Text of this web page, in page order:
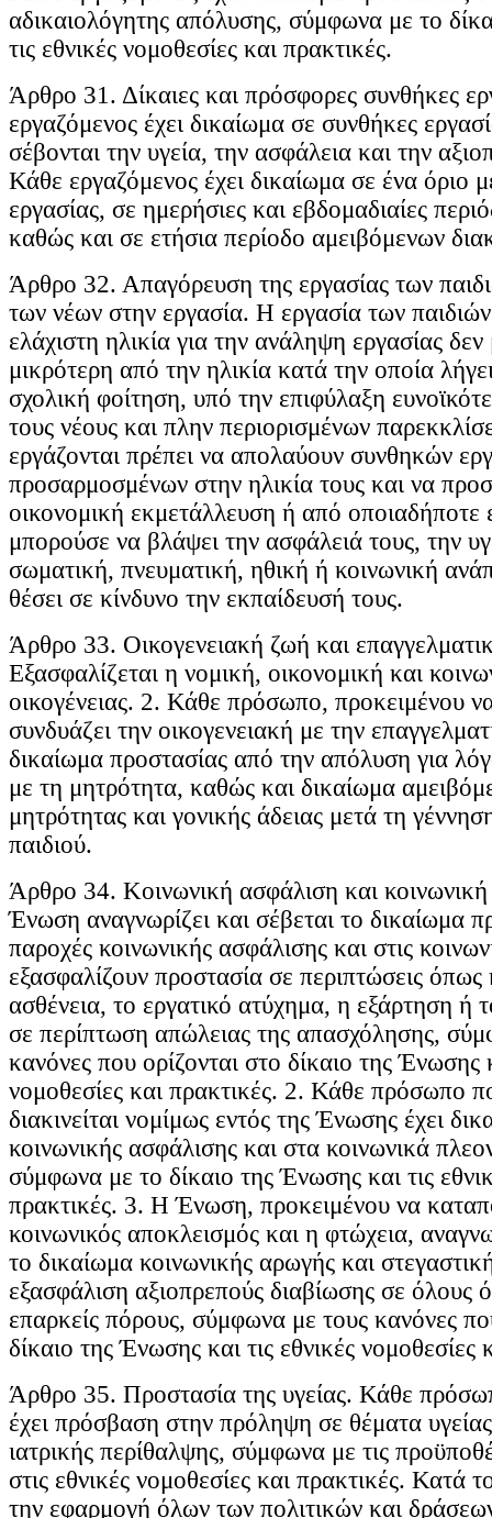
αδικαιολόγητης απόλυσης, σύμφωνα με το
τις εθνικές νομοθεσίες και πρακτικές.
Άρθρο 31. Δίκαιες και πρόσφορες συνθήκες
εργαζόμενος έχει δικαίωμα σε συνθήκες
σέβονται την υγεία, την ασφάλεια και την
Κάθε εργαζόμενος έχει δικαίωμα σε ένα όριο
εργασίας, σε ημερήσιες και εβδομαδιαίες
καθώς και σε ετήσια περίοδο αμειβόμενων
Άρθρο 32. Απαγόρευση της εργασίας των
των νέων στην εργασία. Η εργασία των
ελάχιστη ηλικία για την ανάληψη εργασίας δεν
μικρότερη από την ηλικία κατά την οποία
σχολική φοίτηση, υπό την επιφύλαξη
τους νέους και πλην περιορισμένων
εργάζονται πρέπει να απολαύουν συνθηκών
προσαρμοσμένων στην ηλικία τους και να
οικονομική εκμετάλλευση ή από οποιαδήποτε
μπορούσε να βλάψει την ασφάλειά τους, την
σωματική, πνευματική, ηθική ή κοινωνική
θέσει σε κίνδυνο την εκπαίδευσή τους.
Άρθρο 33. Οικογενειακή ζωή και
Εξασφαλίζεται η νομική, οικονομική και
οικογένειας. 2. Κάθε πρόσωπο, προκειμένου
συνδυάζει την οικογενειακή με την
δικαίωμα προστασίας από την απόλυση για
με τη μητρότητα, καθώς και δικαίωμα
μητρότητας και γονικής άδειας μετά τη
παιδιού.
Άρθρο 34. Κοινωνική ασφάλιση και
Ένωση αναγνωρίζει και σέβεται το δικαίωμα
παροχές κοινωνικής ασφάλισης και στις
εξασφαλίζουν προστασία σε περιπτώσεις
ασθένεια, το εργατικό ατύχημα, η εξάρτηση ή
σε περίπτωση απώλειας της απασχόλησης,
κανόνες που ορίζονται στο δίκαιο της Ένωσης
νομοθεσίες και πρακτικές. 2. Κάθε πρόσωπο
διακινείται νομίμως εντός της Ένωσης έχει
κοινωνικής ασφάλισης και στα κοινωνικά
σύμφωνα με το δίκαιο της Ένωσης και τις
πρακτικές. 3. Η Ένωση, προκειμένου να
κοινωνικός αποκλεισμός και η φτώχεια,
το δικαίωμα κοινωνικής αρωγής και
εξασφάλιση αξιοπρεπούς διαβίωσης σε όλους
επαρκείς πόρους, σύμφωνα με τους κανόνες
δίκαιο της Ένωσης και τις εθνικές νομοθεσίες
Άρθρο 35. Προστασία της υγείας. Κάθε
έχει πρόσβαση στην πρόληψη σε θέματα
ιατρικής περίθαλψης, σύμφωνα με τις
στις εθνικές νομοθεσίες και πρακτικές. Κατά
την εφαρμογή όλων των πολιτικών και